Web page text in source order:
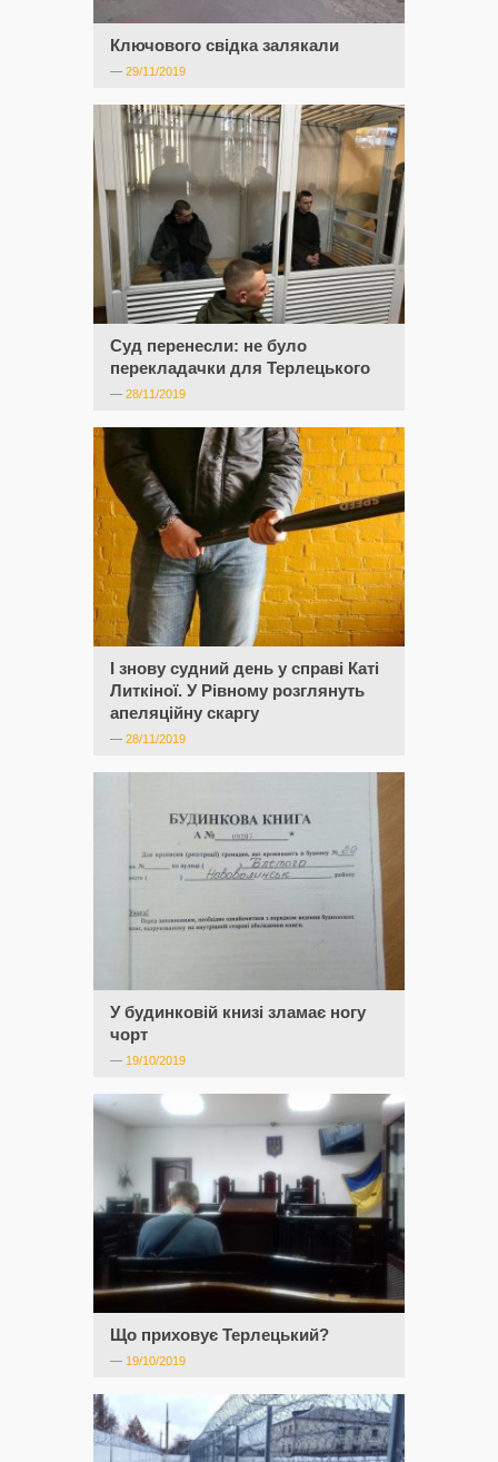
Ключового свідка залякали
— 29/11/2019
Суд перенесли: не було
перекладачки для Терлецького
— 28/11/2019
І знову судний день у справі Каті
Литкіної. У Рівному розглянуть
апеляційну скаргу
— 28/11/2019
У будинковій книзі зламає ногу
чорт
— 19/10/2019
Що приховує Терлецький?
— 19/10/2019